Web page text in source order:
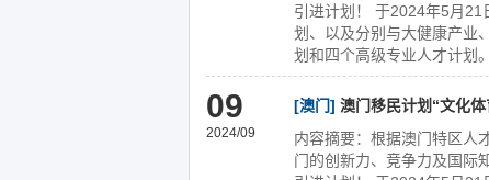
引进计划！ 于2024年5月
划、以及分别与大健康产业
划和四个高级专业人才计划
09
2024/09
[澳门] 澳门移民计划“文化
内容摘要：根据澳门特区人
门的创新力、竞争力及国际